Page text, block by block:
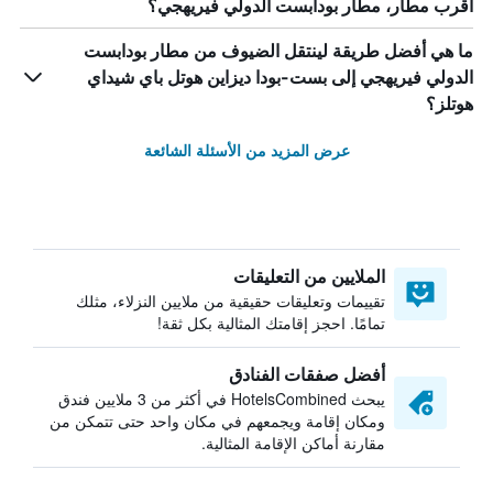
أقرب مطار، مطار بودابست الدولي فيريهجي؟
ما هي أفضل طريقة لينتقل الضيوف من مطار بودابست
الدولي فيريهجي إلى بست-بودا ديزاين هوتل باي شيداي
هوتلز؟
عرض المزيد من الأسئلة الشائعة
الملايين من التعليقات
تقييمات وتعليقات حقيقية من ملايين النزلاء، مثلك
تمامًا. احجز إقامتك المثالية بكل ثقة!
أفضل صفقات الفنادق
يبحث HotelsCombined في أكثر من 3 ملايين فندق
ومكان إقامة ويجمعهم في مكان واحد حتى تتمكن من
مقارنة أماكن الإقامة المثالية.